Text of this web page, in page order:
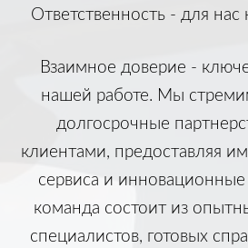
Ответственность - для нас
Взаимное доверие -
нашей работе. Мы
долгосрочные
клиентами, предоставляя
сервиса и
команда состоит из
специалистов, готовых